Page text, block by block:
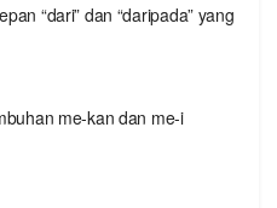
“dari” dan “daripada” yang
me-kan dan me-i